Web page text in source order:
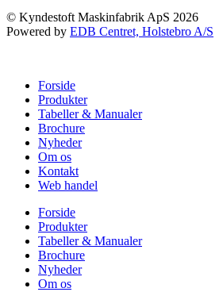
© Kyndestoft Maskinfabrik ApS 2026
Powered by EDB Centret, Holstebro A/S
Forside
Produkter
Tabeller & Manualer
Brochure
Nyheder
Om os
Kontakt
Web handel
Forside
Produkter
Tabeller & Manualer
Brochure
Nyheder
Om os